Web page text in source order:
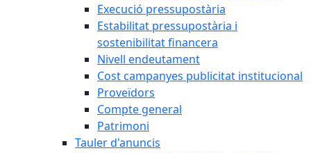
Execució pressupostària
Estabilitat pressupostària i
sostenibilitat financera
Nivell endeutament
Cost campanyes publicitat institucional
Proveïdors
Compte general
Patrimoni
Tauler d'anuncis